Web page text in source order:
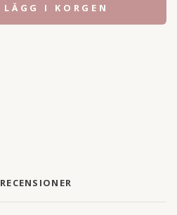
LÄGG I KORGEN
RECENSIONER